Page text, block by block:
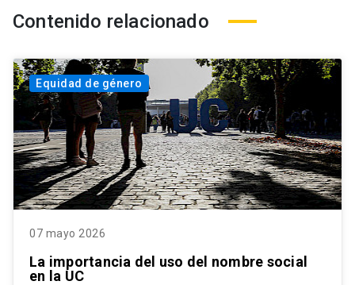
Contenido relacionado
Equidad de género
07 mayo 2026
La importancia del uso del nombre social
en la UC